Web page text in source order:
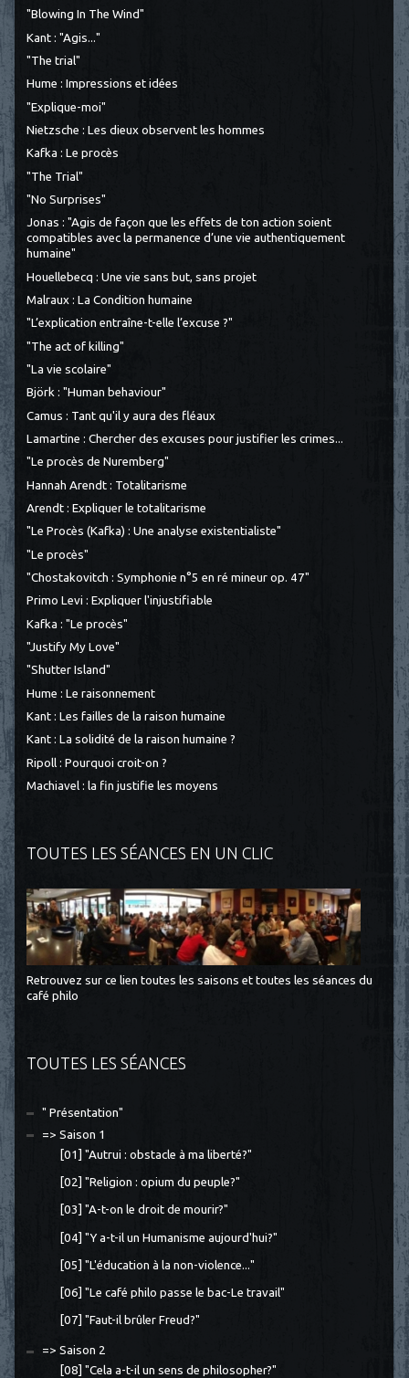
"Blowing In The Wind"
Kant : "Agis..."
"The trial"
Hume : Impressions et idées
"Explique-moi"
Nietzsche : Les dieux observent les hommes
Kafka : Le procès
"The Trial"
"No Surprises"
Jonas : "Agis de façon que les effets de ton action soient
compatibles avec la permanence d’une vie authentiquement
humaine"
Houellebecq : Une vie sans but, sans projet
Malraux : La Condition humaine
"L’explication entraîne-t-elle l’excuse ?"
"The act of killing"
"La vie scolaire"
Björk : "Human behaviour"
Camus : Tant qu'il y aura des fléaux
Lamartine : Chercher des excuses pour justifier les crimes...
"Le procès de Nuremberg"
Hannah Arendt : Totalitarisme
Arendt : Expliquer le totalitarisme
"Le Procès (Kafka) : Une analyse existentialiste"
"Le procès"
"Chostakovitch : Symphonie n°5 en ré mineur op. 47"
Primo Levi : Expliquer l'injustifiable
Kafka : "Le procès"
"Justify My Love"
"Shutter Island"
Hume : Le raisonnement
Kant : Les failles de la raison humaine
Kant : La solidité de la raison humaine ?
Ripoll : Pourquoi croit-on ?
Machiavel : la fin justifie les moyens
TOUTES LES SÉANCES EN UN CLIC
Retrouvez sur ce lien toutes les saisons et toutes les séances du
café philo
TOUTES LES SÉANCES
" Présentation"
=> Saison 1
[01] "Autrui : obstacle à ma liberté?"
[02] "Religion : opium du peuple?"
[03] "A-t-on le droit de mourir?"
[04] "Y a-t-il un Humanisme aujourd'hui?"
[05] "L'éducation à la non-violence..."
[06] "Le café philo passe le bac-Le travail"
[07] "Faut-il brûler Freud?"
=> Saison 2
[08] "Cela a-t-il un sens de philosopher?"